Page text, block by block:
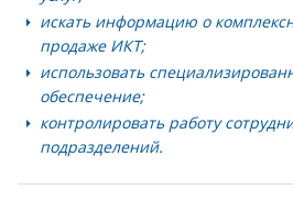
искать информацию о
продаже ИКТ;
использовать
обеспечение;
контролировать работу
подразделений.